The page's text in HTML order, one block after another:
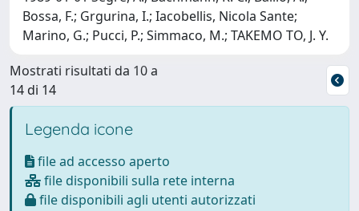
Bossa, F.; Grgurina, I.; Iacobellis, Nicola Sante;
Marino, G.; Pucci, P.; Simmaco, M.; TAKEMO TO, J. Y.
Mostrati risultati da 10 a
14 di 14
Legenda icone
file ad accesso aperto
file disponibili sulla rete interna
file disponibili agli utenti autorizzati